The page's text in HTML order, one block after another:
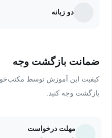
دو زبانه
ضمانت بازگشت وجه
کیفیت این آموزش توسط
بازگشت وجه کنید.
مهلت درخواست